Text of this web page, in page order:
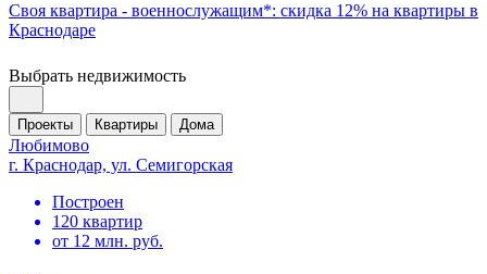
Своя квартира - военнослужащим*: скидка 12% на квартиры в
Краснодаре
Выбрать недвижимость
Проекты Квартиры Дома
Любимово
г. Краснодар, ул. Семигорская
Построен
120 квартир
от 12 млн. руб.